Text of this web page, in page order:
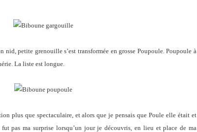
nid, petite grenouille s’est transformée en grosse Poupoule. Poupoule à
La liste est longue.
plus que spectaculaire, et alors que je pensais que Poule elle était et
pas ma surprise lorsqu’un jour je découvris, en lieu et place de ma